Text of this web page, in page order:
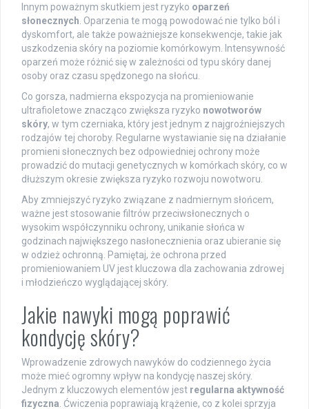
Innym poważnym skutkiem jest ryzyko oparzeń
słonecznych . Oparzenia te mogą powodować nie tylko ból i
dyskomfort, ale także poważniejsze konsekwencje, takie jak
uszkodzenia skóry na poziomie komórkowym. Intensywność
oparzeń może różnić się w zależności od typu skóry danej
osoby oraz czasu spędzonego na słońcu.
Co gorsza, nadmierna ekspozycja na promieniowanie
ultrafioletowe znacząco zwiększa ryzyko nowotworów
skóry, w tym czerniaka, który jest jednym z najgroźniejszych
rodzajów tej choroby. Regularne wystawianie się na działanie
promieni słonecznych bez odpowiedniej ochrony może
prowadzić do mutacji genetycznych w komórkach skóry, co w
dłuższym okresie zwiększa ryzyko rozwoju nowotworu.
Aby zmniejszyć ryzyko związane z nadmiernym słońcem,
ważne jest stosowanie filtrów przeciwsłonecznych o
wysokim współczynniku ochrony, unikanie słońca w
godzinach największego nasłonecznienia oraz ubieranie się
w odzież ochronną. Pamiętaj, że ochrona przed
promieniowaniem UV jest kluczowa dla zachowania zdrowej
i młodzieńczo wyglądającej skóry.
Jakie nawyki mogą poprawić
kondycję skóry?
Wprowadzenie zdrowych nawyków do codziennego życia
może mieć ogromny wpływ na kondycję naszej skóry.
Jednym z kluczowych elementów jest regularna aktywność
fizyczna . Ćwiczenia poprawiają krążenie, co z kolei sprzyja